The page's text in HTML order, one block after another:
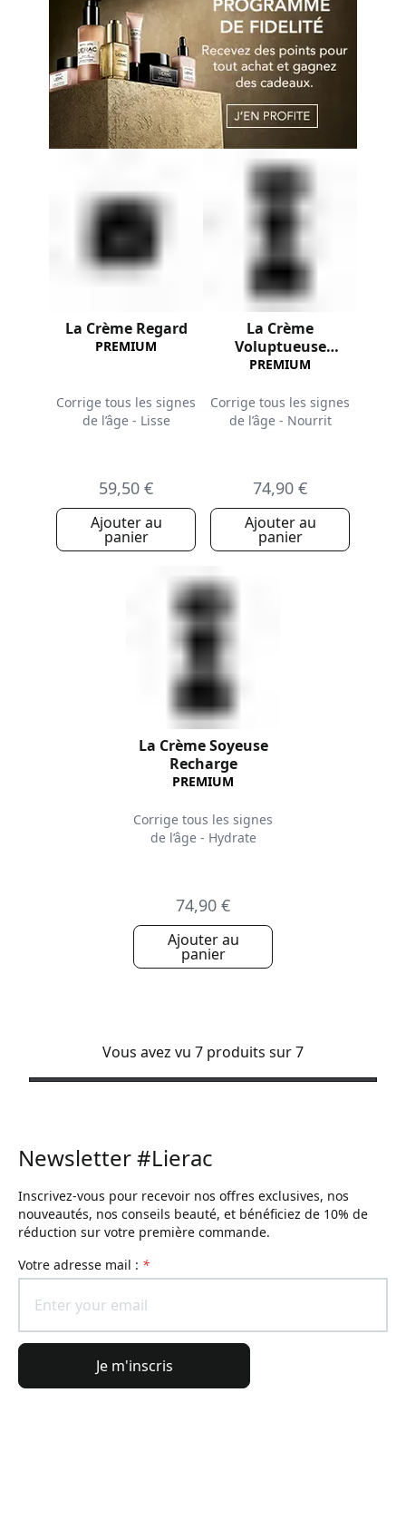
La Crème Regard
PREMIUM
Corrige tous les signes
de l’âge - Lisse
59,50 €
Ajouter au
panier
La Crème
Voluptueuse
Recharge
PREMIUM
Corrige tous les signes
de l’âge - Nourrit
74,90 €
Ajouter au
panier
La Crème Soyeuse
Recharge
PREMIUM
Corrige tous les signes
de l’âge - Hydrate
74,90 €
Ajouter au
panier
Vous avez vu 7 produits sur 7
Newsletter #Lierac
Inscrivez-vous pour recevoir nos offres exclusives, nos
nouveautés, nos conseils beauté, et bénéficiez de 10% de
réduction sur votre première commande.
Votre adresse mail : *
Je m'inscris